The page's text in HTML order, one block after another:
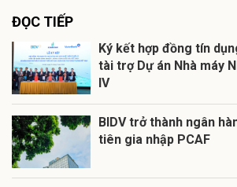
ĐỌC TIẾP
Ký kết hợp đồng tín
tài trợ Dự án Nhà máy
IV
BIDV trở thành ngân
tiên gia nhập PCAF